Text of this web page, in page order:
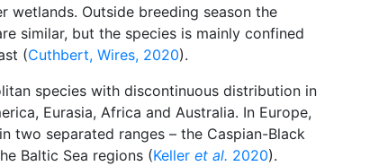
wetlands. Outside breeding season the
similar, but the species is mainly confined
(Cuthbert, Wires, 2020).
species with discontinuous distribution in
Eurasia, Africa and Australia. In Europe,
two separated ranges – the Caspian-Black
Baltic Sea regions (Keller et al. 2020).